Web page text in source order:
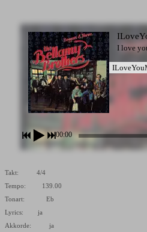
00:00
Takt: 4/4
Tempo: 139.00
Tonart: Eb
Lyrics: ja
Akkorde: ja